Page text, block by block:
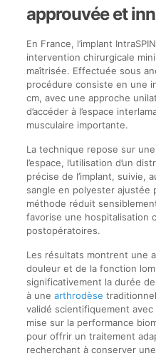
approuvée et
En France, l’implant
intervention chirurgicale
maîtrisée. Effectuée sous
procédure consiste en une
cm, avec une approche
d’accéder à l’espace
musculaire importante.
La technique repose sur
l’espace, l’utilisation d’un
précise de l’implant, suivie,
sangle en polyester ajustée
méthode réduit
favorise une hospitalisation
postopératoires.
Les résultats montrent une
douleur et de la fonction
significativement la durée
à une arthrodèse
validé scientifiquement avec
mise sur la performance
pour offrir un traitement
recherchant à conserver